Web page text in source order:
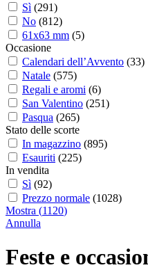
Sì (291)
No (812)
61x63 mm (5)
Occasione
Calendari dell’Avvento (33)
Natale (575)
Regali e aromi (6)
San Valentino (251)
Pasqua (265)
Stato delle scorte
In magazzino (895)
Esauriti (225)
In vendita
Sì (92)
Prezzo normale (1028)
Mostra (1120)
Annulla
Feste e